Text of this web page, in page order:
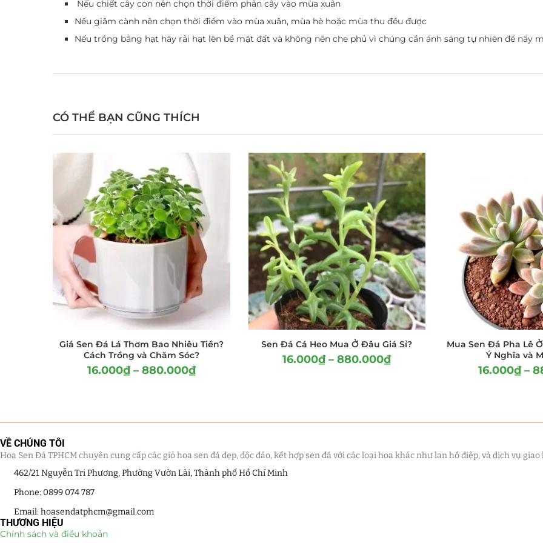
Nếu chiết cây con nên chọn thời điểm phân cây vào mùa xuân
Nếu giâm cành nên chọn thời điểm vào mùa xuân, mùa hè hoặc mùa thu đều được
Nếu trồng bằng hạt hãy rải hạt lên bề mặt đất và không nên che phủ vì chúng cần ánh sáng tự nhiên để nẩy
CÓ THỂ BẠN CŨNG THÍCH
Giá Sen Đá Lá Thơm Bao Nhiêu Tiền?
Cách Trồng và Chăm Sóc?
16.000₫ – 880.000₫
Sen Đá Cá Heo Mua Ở Đâu Giá Sỉ?
16.000₫ – 880.000₫
Mua Sen Đá Pha Lê
Ý Nghĩa và
16.000₫ –
VỀ CHÚNG TÔI
Hoa Sen Đá TPHCM chuyên cung cấp các giỏ hoa sen đá đẹp, độc đáo, kết hợp sen đá với các loại hoa khác như lan hồ điệp, và dịch vụ
462/21 Nguyễn Tri Phương, Phường Vườn Lài, Thành phố Hồ Chí Minh
Phone: 0899 074 787
Email: hoasendatphcm@gmail.com
THƯƠNG HIỆU
Chính sách và điều khoản